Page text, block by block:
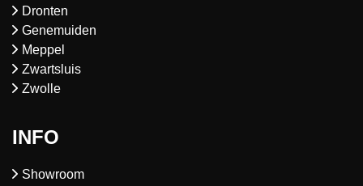
Dronten
Genemuiden
Meppel
Zwartsluis
Zwolle
INFO
Showroom